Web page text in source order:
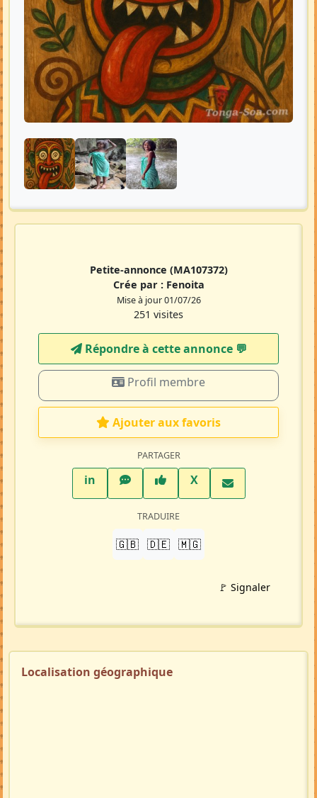
Petite-annonce (MA107372)
Crée par : Fenoita
Mise à jour 01/07/26
251 visites
Répondre à cette annonce 💬​
Profil membre
Ajouter aux favoris
PARTAGER
inLinkedInWhatsAppFacebook
XTwitter X
TRADUIRE
🇬🇧 🇩🇪 🇲🇬
🚩 Signaler
Localisation géographique